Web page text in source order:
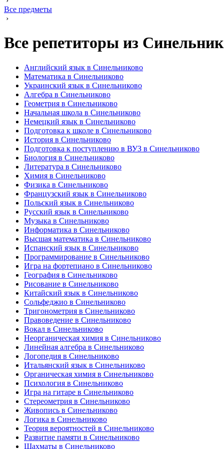
Все предметы
›
Все репетиторы из
Английский язык в Синельниково
Математика в Синельниково
Украинский язык в Синельниково
Алгебра в Синельниково
Геометрия в Синельниково
Начальная школа в Синельниково
Немецкий язык в Синельниково
Подготовка к школе в Синельниково
История в Синельниково
Подготовка к поступлению в ВУЗ в Синельниково
Биология в Синельниково
Литература в Синельниково
Химия в Синельниково
Физика в Синельниково
Французский язык в Синельниково
Польский язык в Синельниково
Русский язык в Синельниково
Музыка в Синельниково
Информатика в Синельниково
Высшая математика в Синельниково
Испанский язык в Синельниково
Программирование в Синельниково
Игра на фортепиано в Синельниково
География в Синельниково
Рисование в Синельниково
Китайский язык в Синельниково
Сольфеджио в Синельниково
Тригонометрия в Синельниково
Правоведение в Синельниково
Вокал в Синельниково
Неорганическая химия в Синельниково
Линейная алгебра в Синельниково
Логопедия в Синельниково
Итальянский язык в Синельниково
Органическая химия в Синельниково
Психология в Синельниково
Игра на гитаре в Синельниково
Стереометрия в Синельниково
Живопись в Синельниково
Логика в Синельниково
Теория вероятностей в Синельниково
Развитие памяти в Синельниково
Шахматы в Синельниково